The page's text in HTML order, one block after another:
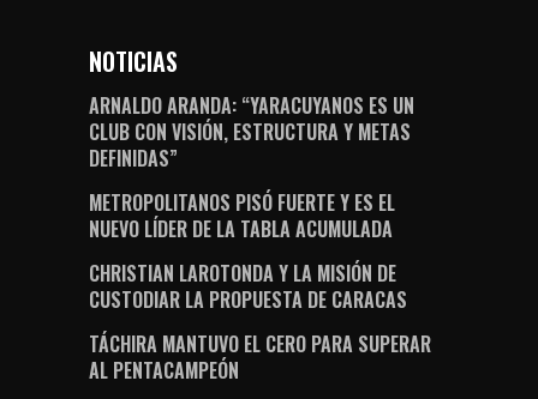
NOTICIAS
ARNALDO ARANDA: “YARACUYANOS ES UN
CLUB CON VISIÓN, ESTRUCTURA Y METAS
DEFINIDAS”
METROPOLITANOS PISÓ FUERTE Y ES EL
NUEVO LÍDER DE LA TABLA ACUMULADA
CHRISTIAN LAROTONDA Y LA MISIÓN DE
CUSTODIAR LA PROPUESTA DE CARACAS
TÁCHIRA MANTUVO EL CERO PARA SUPERAR
AL PENTACAMPEÓN